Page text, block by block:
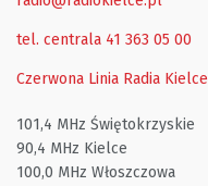
tel. centrala 41 363 05 00
Czerwona Linia Radia Kielce
101,4 MHz Świętokrzyskie
90,4 MHz Kielce
100,0 MHz Włoszczowa